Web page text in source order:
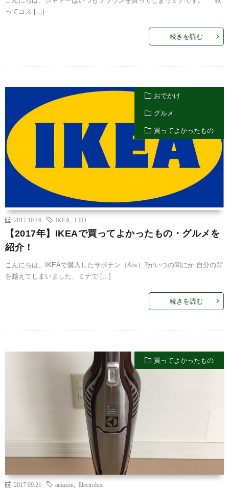
ってコス […]
続きを読む
おでかけ
グルメ
買ってよかったもの
2017.10.16 IKEA ,LED
【2017年】IKEAで買ってよかったもの・グルメを
紹介！
こんにちは、IKEAで購入したサボテン（4㎝）?がいつの間にか 自分の背
を越えてしまいました、ミナで […]
続きを読む
買ってよかったもの
2017.09.21 amazon ,Electrolux